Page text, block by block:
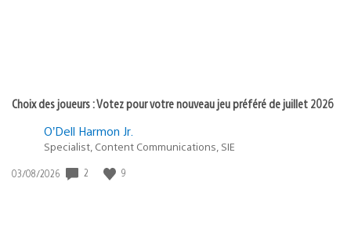
Choix des joueurs : Votez pour votre nouveau jeu préféré de juillet 2026
O’Dell Harmon Jr.
Specialist, Content Communications, SIE
Date
03/08/2026 2 9